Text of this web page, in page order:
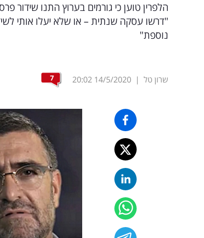
הלפרין טוען כי גורמים בערוץ התנו
"דרשו עסקה שנתית – או שלא יעלו אותי
נוספת"
שרון טל |
14/5/2020
20:02
7